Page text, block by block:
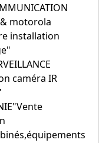
motorola
installation
caméra IR